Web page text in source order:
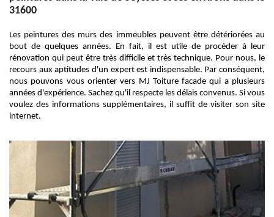
31600
Les peintures des murs des immeubles peuvent être détériorées au
bout de quelques années. En fait, il est utile de procéder à leur
rénovation qui peut être très difficile et très technique. Pour nous, le
recours aux aptitudes d'un expert est indispensable. Par conséquent,
nous pouvons vous orienter vers MJ Toiture facade qui a plusieurs
années d'expérience. Sachez qu'il respecte les délais convenus. Si vous
voulez des informations supplémentaires, il suffit de visiter son site
internet.